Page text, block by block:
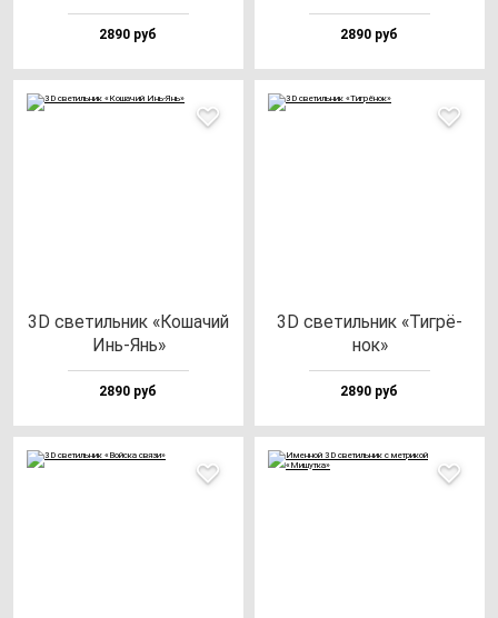
2890 руб 2890 руб
3D све­тиль­ник «Коша­чий
Инь-Янь»
2890 руб
3D све­тиль­ник «Тиг­рё­
нок»
2890 руб